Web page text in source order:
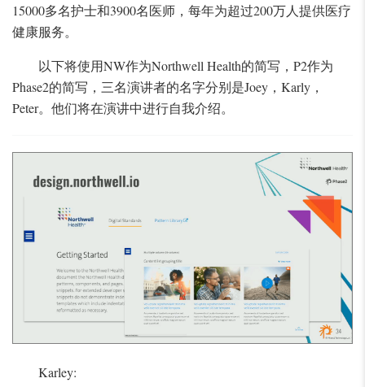
15000多名护士和3900名医师，每年为超过200万人提供医疗
健康服务。
以下将使用NW作为Northwell Health的简写，P2作为
Phase2的简写，三名演讲者的名字分别是Joey，Karly，
Peter。他们将在演讲中进行自我介绍。
Karley: